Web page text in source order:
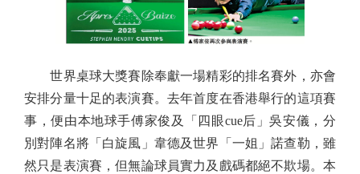
世界桌球大獎賽除奉獻一場精彩的排名賽外，亦會
安排分量十足的表演賽。去年首度在香港舉行的這項賽
事，便由本地球手傅家俊及「四眼cue后」吳安儀，分
別對陣名將「白旋風」韋德及世界「一姐」諾查勒，雖
然只是表演賽，但無論球員實力及戲碼都絕不欺場。本